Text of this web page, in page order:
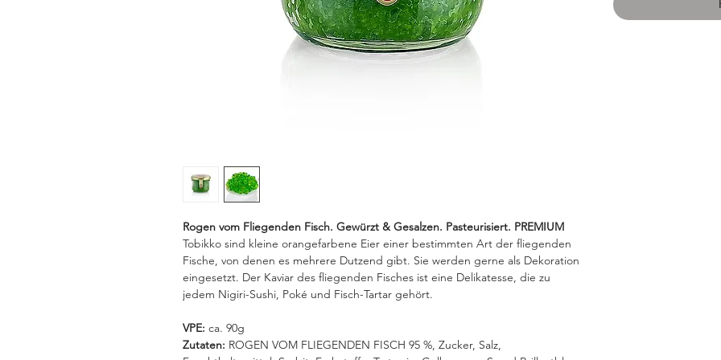
Rogen vom Fliegenden Fisch. Gewürzt & Gesalzen. Pasteurisiert. PREMIUM
Tobikko sind kleine orangefarbene Eier einer bestimmten Art der fliegenden
Fische, von denen es mehrere Dutzend gibt. Sie werden gerne als Dekoration
eingesetzt. Der Kaviar des fliegenden Fisches ist eine Delikatesse, die zu
jedem Nigiri-Sushi, Poké und Fisch-Tartar gehört.
VPE: ca. 90g
Zutaten: ROGEN VOM FLIEGENDEN FISCH 95 %, Zucker, Salz,